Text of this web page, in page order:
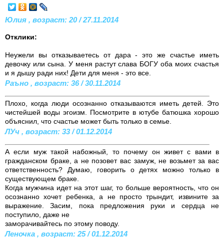
Юлия , возраст: 20 / 27.11.2014
Отклики:
Неужели вы отказываетесь от дара - это же счастье иметь
девочку или сына. У меня растут слава БОГУ оба моих счастья
и я дышу ради них! Дети для меня - это все.
Раъно , возраст: 36 / 30.11.2014
Плохо, когда люди осознанно отказываются иметь детей. Это
чистейшей воды эгоизм. Посмотрите в ютубе батюшка хорошо
объяснил, что счастье может быть только в семье.
ЛУч , возраст: 33 / 01.12.2014
А если муж такой набожный, то почему он живет с вами в
гражданском браке, а не позовет вас замуж, не возьмет за вас
ответственность? Думаю, говорить о детях можно только в
существующем браке.
Когда мужчина идет на этот шаг, то больше вероятность, что он
осознанно хочет ребенка, а не просто трындит, извините за
выражение. Засим, пока предложения руки и сердца не
поступило, даже не
заморачивайтесь по этому поводу.
Леночка , возраст: 25 / 01.12.2014